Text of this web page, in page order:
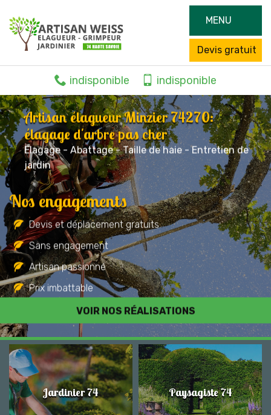
MENU
Devis gratuit
indisponible indisponible
Artisan élagueur Minzier 74270:
élagage d'arbre pas cher
Elagage - Abattage - Taille de haie - Entretien de
jardin
VOIR NOS RÉALISATIONS
Nos engagements
Devis et déplacement gratuits
Sans engagement
Artisan passionné
Prix imbattable
Travail de qualité
Jardinier 74 Paysagiste 74